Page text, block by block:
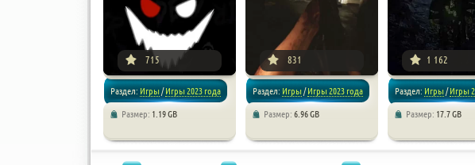
715
Раздел: Игры/Игры 2023 года
Размер: 1.19 GB
831
Раздел: Игры/Игры 2023 года
Размер: 6.96 GB
1 162
Раздел: Игры/Игры
Размер: 17.7 GB